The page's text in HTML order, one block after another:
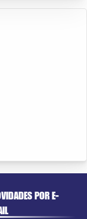
POR E-